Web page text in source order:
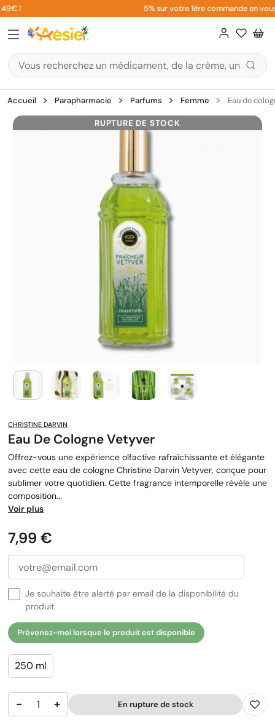
Aller
au
contenu
! 5% sur votre 1ère commande en
Accueil Parapharmacie Parfums Femme Eau de
RUPTURE DE STOCK
CHRISTINE DARVIN
Eau De Cologne Vetyver
Offrez-vous une expérience olfactive rafraîchissante et élégante
avec cette eau de cologne Christine Darvin Vetyver, conçue pour
sublimer votre quotidien. Cette fragrance intemporelle révèle une
composition...
Voir plus
Prix
7,99 €
Je souhaite être alerté par email de la disponibilité du
produit.
Prévenez-moi lorsque le produit est disponible
250 ml
− + En rupture de stock